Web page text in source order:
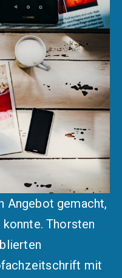
Angebot gemacht,
Thorsten
mit